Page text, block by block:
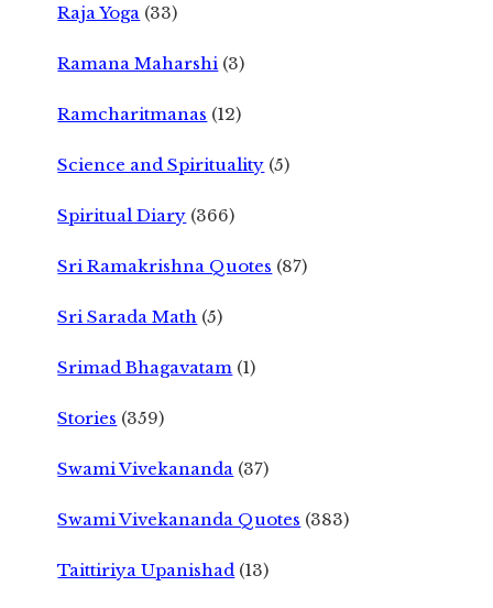
Raja Yoga (33)
Ramana Maharshi (3)
Ramcharitmanas (12)
Science and Spirituality (5)
Spiritual Diary (366)
Sri Ramakrishna Quotes (87)
Sri Sarada Math (5)
Srimad Bhagavatam (1)
Stories (359)
Swami Vivekananda (37)
Swami Vivekananda Quotes (383)
Taittiriya Upanishad (13)